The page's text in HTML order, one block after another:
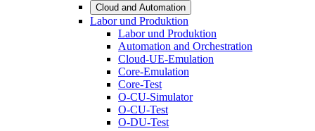
Cloud and Automation
Labor und Produktion
Labor und Produktion
Automation and Orchestration
Cloud-UE-Emulation
Core-Emulation
Core-Test
O-CU-Simulator
O-CU-Test
O-DU-Test